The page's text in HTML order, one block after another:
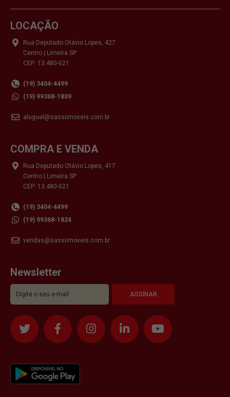
LOCAÇÃO
Rua Deputado Otávio Lopes, 427
Centro | Limeira SP
CEP: 13.480-021
(19) 3404-4499
(19) 99368-1809
aluguel@sassiimoveis.com.br
COMPRA E VENDA
Rua Deputado Otávio Lopes, 417
Centro | Limeira SP
CEP: 13.480-021
(19) 3404-4499
(19) 99368-1824
vendas@sassiimoveis.com.br
Newsletter